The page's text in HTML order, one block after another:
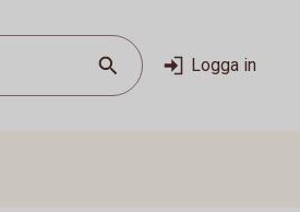
Logga in